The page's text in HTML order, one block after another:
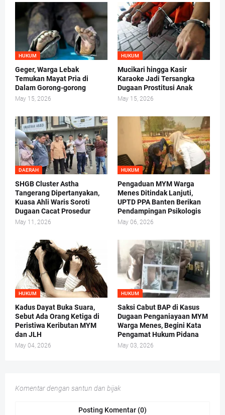
HUKUM
Geger, Warga Lebak
Temukan Mayat Pria di
Dalam Gorong-gorong
May 15, 2026
HUKUM
Mucikari hingga Kasir
Karaoke Jadi Tersangka
Dugaan Prostitusi Anak
May 15, 2026
DAERAH
SHGB Cluster Astha
Tangerang Dipertanyakan,
Kuasa Ahli Waris Soroti
Dugaan Cacat Prosedur
May 11, 2026
HUKUM
Pengaduan MYM Warga
Menes Ditindak Lanjuti,
UPTD PPA Banten Berikan
Pendampingan Psikologis
May 06, 2026
HUKUM
Kadus Dayat Buka Suara,
Sebut Ada Orang Ketiga di
Peristiwa Keributan MYM
dan JLH
May 04, 2026
HUKUM
Saksi Cabut BAP di Kasus
Dugaan Penganiayaan MYM
Warga Menes, Begini Kata
Pengamat Hukum Pidana
May 03, 2026
Komentar dengan santun dan bijak
Posting Komentar (0)